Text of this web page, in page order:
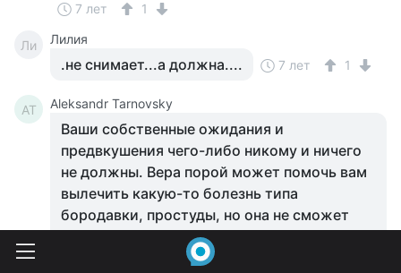
7 лет 1
Ли Лилия
.не снимает...а должна.... 7 лет 1
AT Aleksandr Tarnovsky
Ваши собственные ожидания и
предвкушения чего-либо никому и ничего
не должны. Вера порой может помочь вам
вылечить какую-то болезнь типа
бородавки, простуды, но она не сможет
помочь вам обрести способность
левитировать, вырастить себе крылья и